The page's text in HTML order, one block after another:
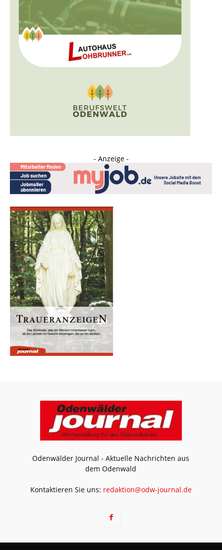
- Anzeige -
Odenwälder Journal - Aktuelle Nachrichten aus
dem Odenwald
Kontaktieren Sie uns: redaktion@odw-journal.de